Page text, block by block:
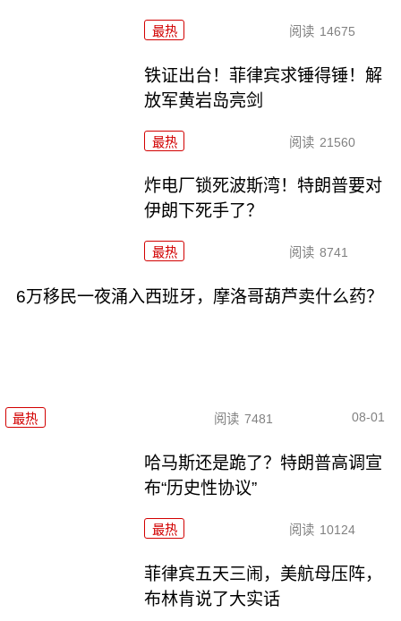
最热 阅读 14675
铁证出台！菲律宾求锤得锤！解
放军黄岩岛亮剑
最热 阅读 21560
炸电厂锁死波斯湾！特朗普要对
伊朗下死手了？
最热 阅读 8741
6万移民一夜涌入西班牙，摩洛哥葫芦卖什么药？
最热 阅读 7481 08-01
哈马斯还是跪了？特朗普高调宣
布“历史性协议”
最热 阅读 10124
菲律宾五天三闹，美航母压阵，
布林肯说了大实话